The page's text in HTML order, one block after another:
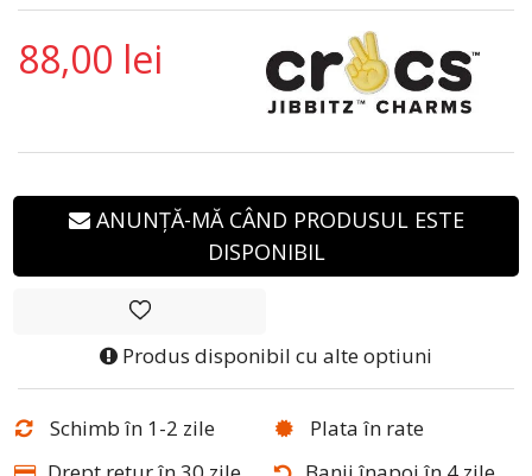
88,00 lei
ANUNȚĂ-MĂ CÂND PRODUSUL ESTE
DISPONIBIL
Produs disponibil cu alte optiuni
Schimb în 1-2 zile
Plata în rate